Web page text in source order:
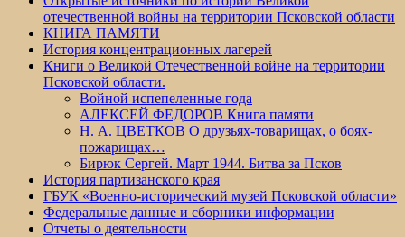
отечественной войны на территории Псковской области
КНИГА ПАМЯТИ
История концентрационных лагерей
Книги о Великой Отечественной войне на территории
Псковской области.
Войной испепеленные года
АЛЕКСЕЙ ФЕДОРОВ Книга памяти
Н. А. ЦВЕТКОВ О друзьях-товарищах, о боях-
пожарищах…
Бирюк Сергей. Март 1944. Битва за Псков
История партизанского края
ГБУК «Военно-исторический музей Псковской области»
Федеральные данные и сборники информации
Отчеты о деятельности